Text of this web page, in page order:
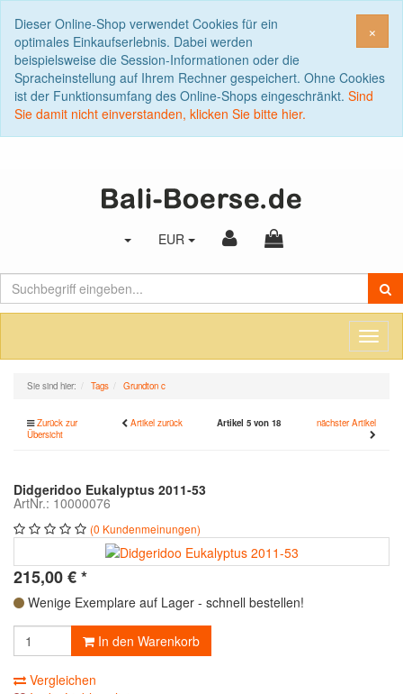
×
Dieser Online-Shop verwendet Cookies für ein
optimales Einkaufserlebnis. Dabei werden
beispielsweise die Session-Informationen oder die
Spracheinstellung auf Ihrem Rechner gespeichert. Ohne Cookies
ist der Funktionsumfang des Online-Shops eingeschränkt. Sind
Sie damit nicht einverstanden, klicken Sie bitte hier.
EUR
Sie sind hier: Tags Grundton c
Zurück zur
Übersicht
Artikel zurück Artikel 5 von 18 nächster Artikel
Didgeridoo Eukalyptus 2011-53
ArtNr.: 10000076
(0 Kundenmeinungen)
215,00€*
Wenige Exemplare auf Lager - schnell bestellen!
In den Warenkorb
Vergleichen